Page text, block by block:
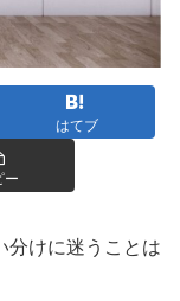
はてブ
ー
分けに迷うことは